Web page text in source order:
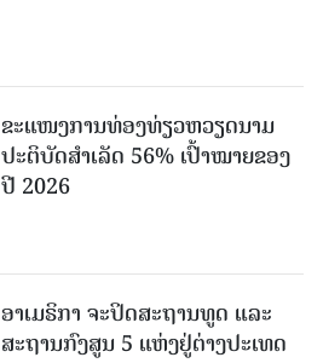
ຂະ​ແໜງ​ການ​ທ່ອງ​ທ່ຽວຫວຽດນາມ ​
ປະ​ຕິ​ບັດ​ສຳ​ເລັດ 56% ເປົ້າ​ໝາຍຂອງ
ປີ 2026
ອາເມຣິກາ ຈະປິດສະຖານທູດ ແ​ລະ
ສະຖານກົງສູນ 5 ແຫ່ງ​ຢູ່​ຕ່າງ​ປະ​ເທດ